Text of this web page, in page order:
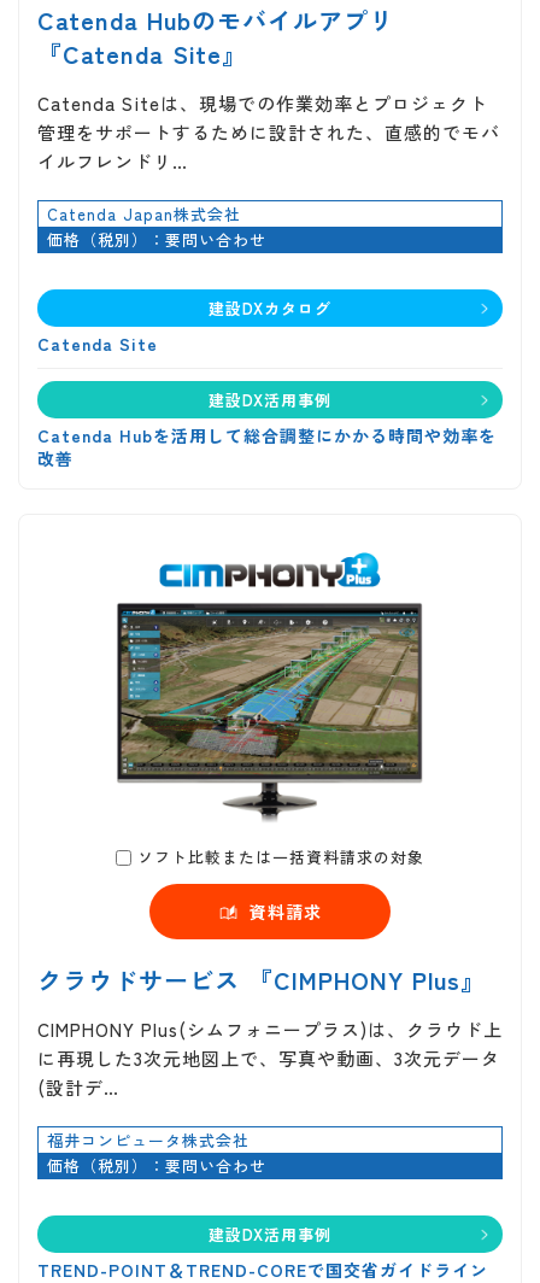
Catenda Hubのモバイルアプリ
『Catenda Site』
Catenda Siteは、現場での作業効率とプロジェクト
管理をサポートするために設計された、直感的でモバ
イルフレンドリ…
Catenda Japan株式会社
価格（税別）：要問い合わせ
建設DXカタログ
Catenda Site
建設DX活用事例
Catenda Hubを活用して総合調整にかかる時間や効率を
改善
ソフト比較または一括資料請求の対象
資料請求
クラウドサービス 『CIMPHONY Plus』
CIMPHONY Plus(シムフォニープラス)は、クラウド上
に再現した3次元地図上で、写真や動画、3次元データ
(設計デ…
福井コンピュータ株式会社
価格（税別）：要問い合わせ
建設DX活用事例
TREND-POINT＆TREND-COREで国交省ガイドライン